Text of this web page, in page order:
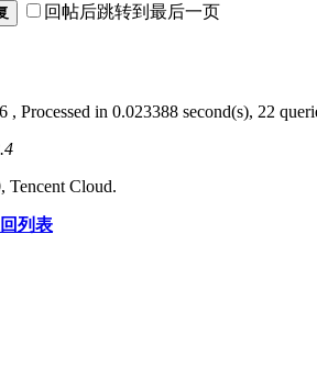
回帖后跳转到最后一页
, Processed in 0.023388 second(s), 22
Tencent Cloud.
列表